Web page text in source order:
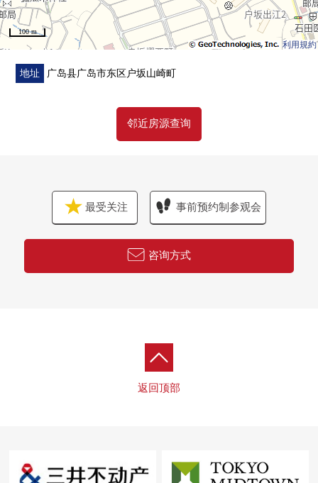
利用規約
100 m
地址 广岛县广岛市东区户坂山崎町
邻近房源查询
最受关注 事前预约制参观会
咨询方式
返回顶部